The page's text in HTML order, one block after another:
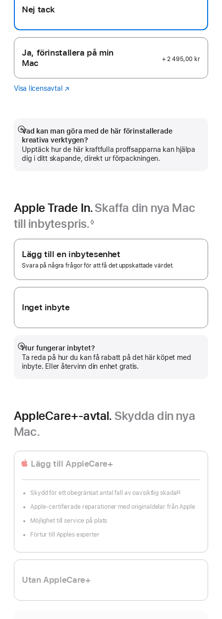
Nej tack
Ja, förinstallera på min
Mac
+ 2 495,00 kr
Visa licensavtal
Logic
(Öppnas
fönster)
Vad kan man göra med de här förinstallerade
kreativa verktygen?
Upptäck hur de här kraftfulla proffsapparna kan hjälpa
dig i ditt skapande, direkt ur förpackningen.
Visa
mer
Apple Trade In.Skaffa din nya Mac
till inbytespris.◊
Apple
Trade In.
Lägg till en inbytesenhet
Svara på några frågor för att få det uppskattade värdet.
Inget inbyte
Hur fungerar inbytet?
Ta reda på hur du kan få rabatt på det här köpet med
inbyte. Eller återvinn din enhet gratis.
Visa
mer
AppleCare+-avtal. Skydda din nya
Mac.
Lägg till AppleCare+
Skydd för ett obegränsat antal fall av oavsiktlig skada
Fotnot
§§
Apple-certifierade reparationer med originaldelar från Apple
Möjlighet till service på plats
Förtur till Apples experter
Utan AppleCare+